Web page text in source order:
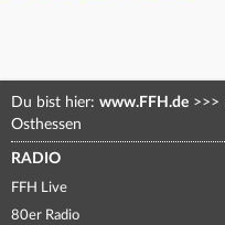
Du bist hier: www.FFH.de >>>
Osthessen
RADIO
FFH Live
80er Radio